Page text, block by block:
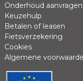
Onderhoud aanvragen
Keuzehulp
Betalen of leasen
Fietsverzekering
Cookies
Algemene